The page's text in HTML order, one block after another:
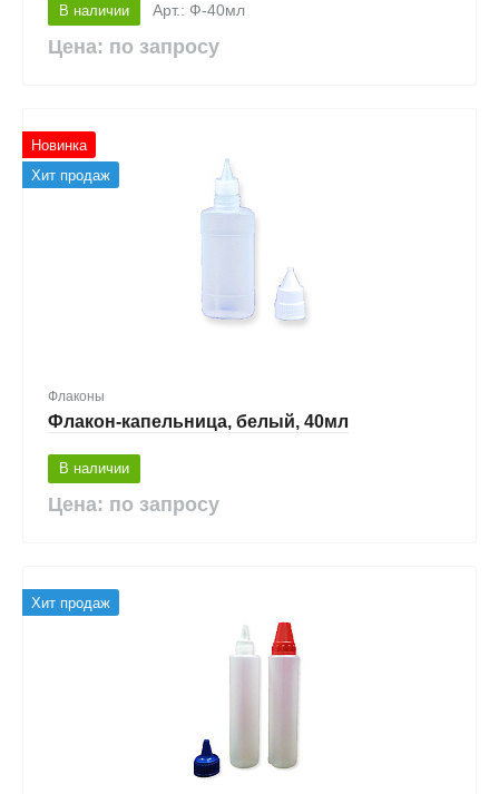
В наличии Арт.: Ф-40мл
Цена: по запросу
Новинка
Хит продаж
Флаконы
Флакон-капельница, белый, 40мл
В наличии
Цена: по запросу
Хит продаж